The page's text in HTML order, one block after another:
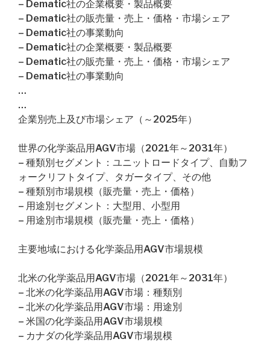
– Dematic社の企業概要・製品概要
– Dematic社の販売量・売上・価格・市場シェア
– Dematic社の事業動向
– Dematic社の企業概要・製品概要
– Dematic社の販売量・売上・価格・市場シェア
– Dematic社の事業動向
…
…
企業別売上及び市場シェア（～2025年）
世界の化学薬品用AGV市場（2021年～2031年）
– 種類別セグメント：ユニットロードタイプ、自動フ
ォークリフトタイプ、タガータイプ、その他
– 種類別市場規模（販売量・売上・価格）
– 用途別セグメント：大型用、小型用
– 用途別市場規模（販売量・売上・価格）
主要地域における化学薬品用AGV市場規模
北米の化学薬品用AGV市場（2021年～2031年）
– 北米の化学薬品用AGV市場：種類別
– 北米の化学薬品用AGV市場：用途別
– 米国の化学薬品用AGV市場規模
– カナダの化学薬品用AGV市場規模